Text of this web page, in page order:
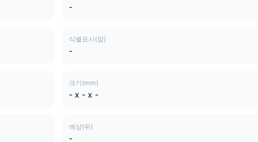
-
식별표시(앞)
-
크기(mm)
- x - x -
색상(뒤)
-